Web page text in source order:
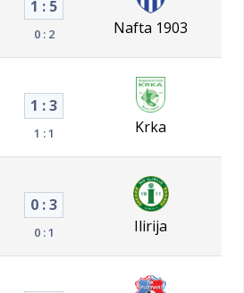
1 : 5
0 : 2 Nafta 1903
1 : 3
1 : 1 Krka
0 : 3
0 : 1 Ilirija